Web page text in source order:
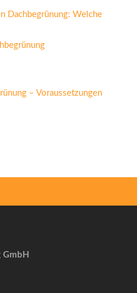
Dachbegrünung: Welche
– Voraussetzungen
GmbH